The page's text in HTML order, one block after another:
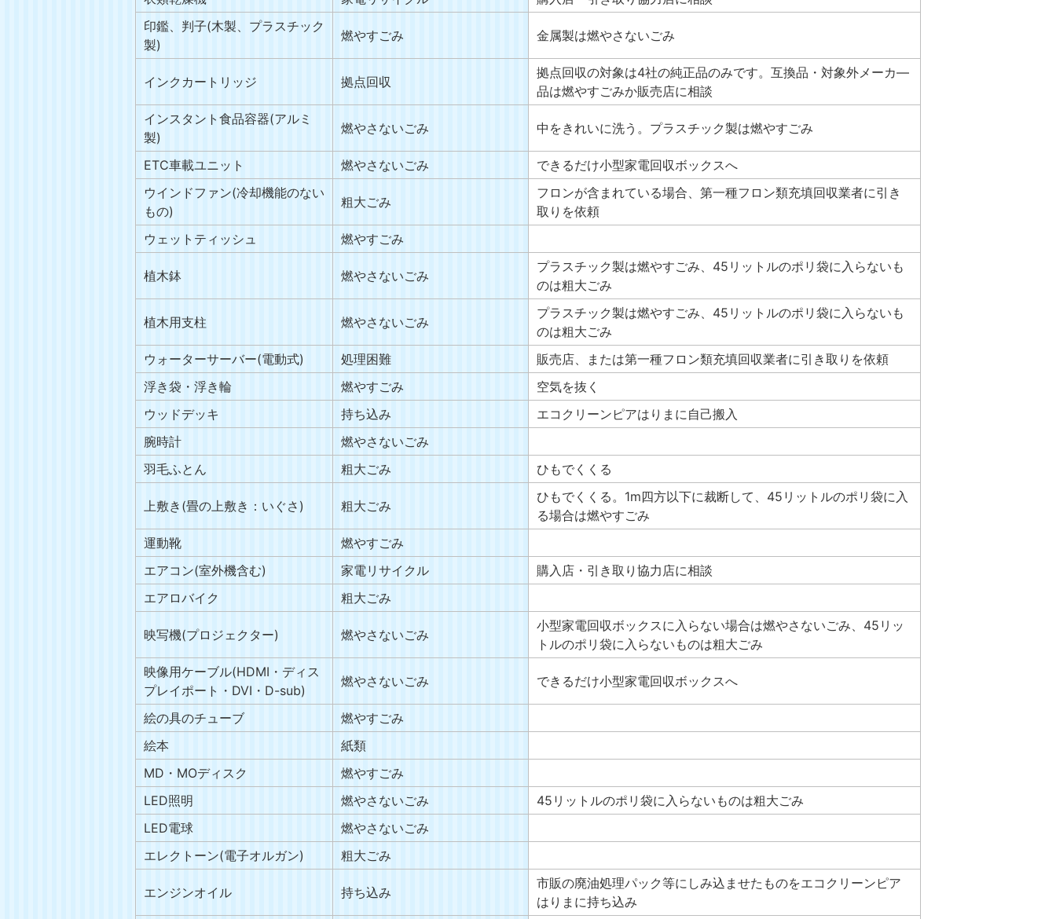
印鑑、判子(木製、プラスチック
製)
燃やすごみ 金属製は燃やさないごみ
インクカートリッジ 拠点回収
拠点回収の対象は4社の純正品のみです。互換品・対象外メーカ―
品は燃やすごみか販売店に相談
インスタント食品容器(アルミ
製)
燃やさないごみ 中をきれいに洗う。プラスチック製は燃やすごみ
ETC車載ユニット 燃やさないごみ
できるだけ小型家電回収ボックスへ
ウインドファン(冷却機能のない
もの)
粗大ごみ
フロンが含まれている場合、第一種フロン類充填回収業者に引き
取りを依頼
ウェットティッシュ
燃やすごみ
植木鉢 燃やさないごみ
プラスチック製は燃やすごみ、45リットルのポリ袋に入らないも
のは粗大ごみ
植木用支柱 燃やさないごみ
プラスチック製は燃やすごみ、45リットルのポリ袋に入らないも
のは粗大ごみ
ウォーターサーバー(電動式)
処理困難
販売店、または第一種フロン類充填回収業者に引き取りを依頼
浮き袋・浮き輪
燃やすごみ
空気を抜く
ウッドデッキ
持ち込み
エコクリーンピアはりまに自己搬入
腕時計
燃やさないごみ
羽毛ふとん
粗大ごみ ひもでくくる
上敷き(畳の上敷き：いぐさ) 粗大ごみ
ひもでくくる。1m四方以下に裁断して、45リットルのポリ袋に入
る場合は燃やすごみ
運動靴
燃やすごみ
エアコン(室外機含む)
家電リサイクル
購入店・引き取り協力店に相談
エアロバイク
粗大ごみ
映写機(プロジェクター) 燃やさないごみ
小型家電回収ボックスに入らない場合は燃やさないごみ、45リッ
トルのポリ袋に入らないものは粗大ごみ
映像用ケーブル(HDMI・ディス
プレイポート・DVI・D-sub)
燃やさないごみ できるだけ小型家電回収ボックスへ
絵の具のチューブ
燃やすごみ
絵本
紙類
MD・MOディスク
燃やすごみ
LED照明
燃やさないごみ
45リットルのポリ袋に入らないものは粗大ごみ
LED電球
燃やさないごみ
エレクトーン(電子オルガン)
粗大ごみ
エンジンオイル 持ち込み
市販の廃油処理パック等にしみ込ませたものをエコクリーンピア
はりまに持ち込み